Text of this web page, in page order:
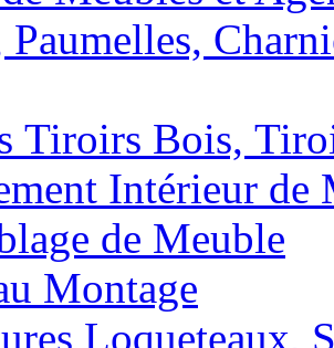
Paumelles,
Tiroirs Bois,
Intérieur de
de Meuble
Montage
Loqueteaux,